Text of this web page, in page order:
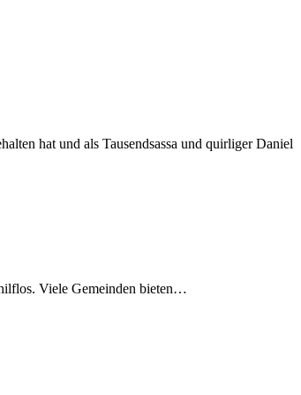
hat und als Tausendsassa und quirliger Daniel
Viele Gemeinden bieten…